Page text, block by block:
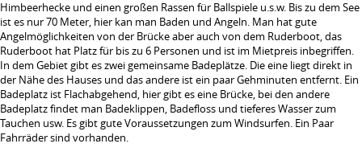
Himbeerhecke und einen großen Rassen für Ballspiele u.s.w. Bis zu dem See
ist es nur 70 Meter, hier kan man Baden und Angeln. Man hat gute
Angelmöglichkeiten von der Brücke aber auch von dem Ruderboot, das
Ruderboot hat Platz für bis zu 6 Personen und ist im Mietpreis inbegriffen.
In dem Gebiet gibt es zwei gemeinsame Badeplätze. Die eine liegt direkt in
der Nähe des Hauses und das andere ist ein paar Gehminuten entfernt. Ein
Badeplatz ist Flachabgehend, hier gibt es eine Brücke, bei den andere
Badeplatz findet man Badeklippen, Badefloss und tieferes Wasser zum
Tauchen usw. Es gibt gute Voraussetzungen zum Windsurfen. Ein Paar
Fahrräder sind vorhanden.